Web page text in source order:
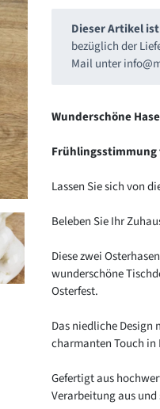
Dieser Artikel
bezüglich der
Mail unter
wird
Warenkorb
hinzugefügt
Wunderschöne
Lassen Sie sich von
Beleben Sie Ihr
Diese zwei
wunderschöne
Osterfest.
Das niedliche Design
charmanten Touch in
Gefertigt aus
Verarbeitung aus und